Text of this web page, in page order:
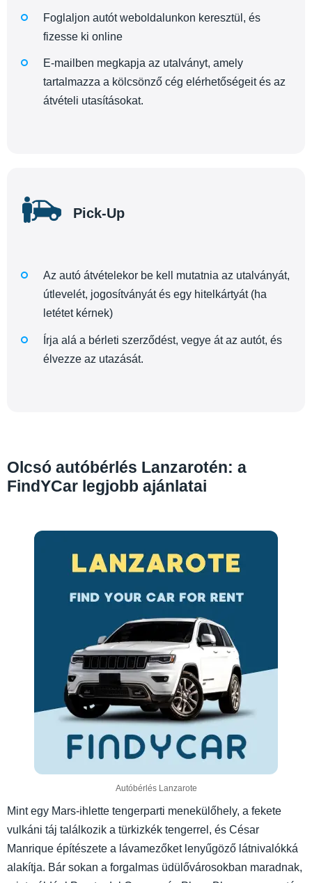
Foglaljon autót weboldalunkon keresztül, és
fizesse ki online
E-mailben megkapja az utalványt, amely
tartalmazza a kölcsönző cég elérhetőségeit és az
átvételi utasításokat.
Pick-Up
Az autó átvételekor be kell mutatnia az utalványát,
útlevelét, jogosítványát és egy hitelkártyát (ha
letétet kérnek)
Írja alá a bérleti szerződést, vegye át az autót, és
élvezze az utazását.
Olcsó autóbérlés Lanzarotén: a
FindYCar legjobb ajánlatai
Autóbérlés Lanzarote
Mint egy Mars-ihlette tengerparti menekülőhely, a fekete
vulkáni táj találkozik a türkizkék tengerrel, és César
Manrique építészete a lávamezőket lenyűgöző látnivalókká
alakítja. Bár sokan a forgalmas üdülővárosokban maradnak,